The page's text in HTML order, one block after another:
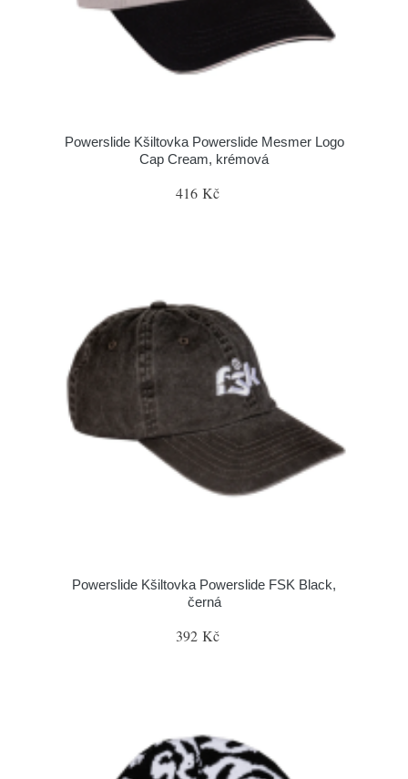
Powerslide Kšiltovka Powerslide Mesmer Logo
Cap Cream, krémová
416 Kč
Powerslide Kšiltovka Powerslide FSK Black,
černá
392 Kč